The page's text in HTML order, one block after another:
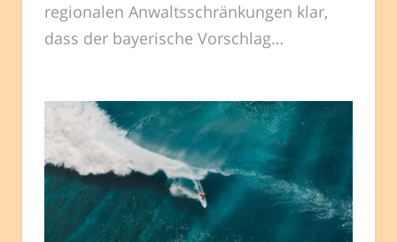
regionalen Anwaltsschränkungen klar,
dass der bayerische Vorschlag…